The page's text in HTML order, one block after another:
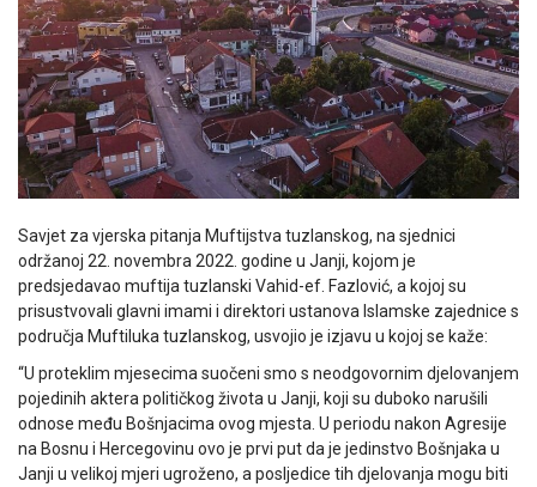
Savjet za vjerska pitanja Muftijstva tuzlanskog, na sjednici
održanoj 22. novembra 2022. godine u Janji, kojom je
predsjedavao muftija tuzlanski Vahid-ef. Fazlović, a kojoj su
prisustvovali glavni imami i direktori ustanova Islamske zajednice s
područja Muftiluka tuzlanskog, usvojio je izjavu u kojoj se kaže:
“U proteklim mjesecima suočeni smo s neodgovornim djelovanjem
pojedinih aktera političkog života u Janji, koji su duboko narušili
odnose među Bošnjacima ovog mjesta. U periodu nakon Agresije
na Bosnu i Hercegovinu ovo je prvi put da je jedinstvo Bošnjaka u
Janji u velikoj mjeri ugroženo, a posljedice tih djelovanja mogu biti